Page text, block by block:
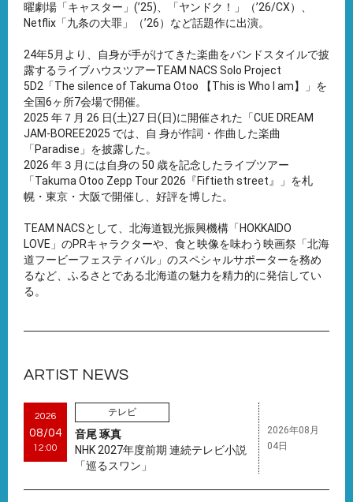
曜劇場「キャスター」(ʼ25)、「ヤンドク！」（’26/CX）、
Netflix「九条の大罪」（’26）など話題作に出演。
24年5月より、自身が手がけてきた楽曲をバンドスタイルで披
露するライブハウスツアーTEAM NACS Solo Project
5D2「The silence of Takuma Otoo 【This is Who I am】」を
全国6ヶ所7会場で開催。
2025 年７⽉ 26 ⽇(⼟)27 ⽇(⽇)に開催された「CUE DREAM
JAM-BOREE2025 では、⾃ ⾝が作詞・作曲した楽曲
「Paradise」を披露した。
2026 年３⽉には⾃⾝の 50 歳を記念したライブツアー
「Takuma Otoo Zepp Tour 2026『Fiftieth street』」を札
幌・東京・⼤阪で開催し、好評を博した。
TEAM NACSとして、北海道観光振興機構「HOKKAIDO
LOVE」のPRキャラクターや、食と映像を味わう映画祭「北海
道フービーフェスティバル」のスペシャルサポーターを務め
るなど、ふるさとである北海道の魅力を精力的に発信してい
る。
ARTIST NEWS
2026
08/04
12:00
テレビ
音尾 琢真
NHK 2027年度前期 連続テレビ小説
「巡るスワン」
2026年08月
04日